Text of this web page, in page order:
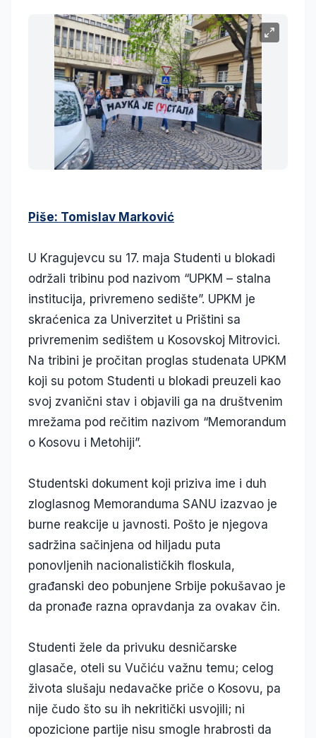
Piše: Tomislav Marković
U Kragujevcu su 17. maja Studenti u blokadi
održali tribinu pod nazivom “UPKM – stalna
institucija, privremeno sedište”. UPKM je
skraćenica za Univerzitet u Prištini sa
privremenim sedištem u Kosovskoj Mitrovici.
Na tribini je pročitan proglas studenata UPKM
koji su potom Studenti u blokadi preuzeli kao
svoj zvanični stav i objavili ga na društvenim
mrežama pod rečitim nazivom “Memorandum
o Kosovu i Metohiji”.
Studentski dokument koji priziva ime i duh
zloglasnog Memoranduma SANU izazvao je
burne reakcije u javnosti. Pošto je njegova
sadržina sačinjena od hiljadu puta
ponovljenih nacionalističkih floskula,
građanski deo pobunjene Srbije pokušavao je
da pronađe razna opravdanja za ovakav čin.
Studenti žele da privuku desničarske
glasače, oteli su Vučiću važnu temu; celog
života slušaju nedavačke priče o Kosovu, pa
nije čudo što su ih nekritički usvojili; ni
opozicione partije nisu smogle hrabrosti da